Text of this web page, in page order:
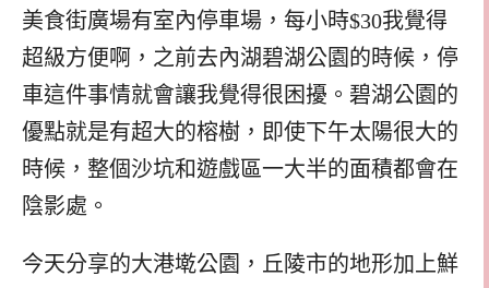
美食街廣場有室內停車場，每小時$30我覺得
超級方便啊，之前去內湖碧湖公園的時候，停
車這件事情就會讓我覺得很困擾。碧湖公園的
優點就是有超大的榕樹，即使下午太陽很大的
時候，整個沙坑和遊戲區一大半的面積都會在
陰影處。
今天分享的大港墘公園，丘陵市的地形加上鮮